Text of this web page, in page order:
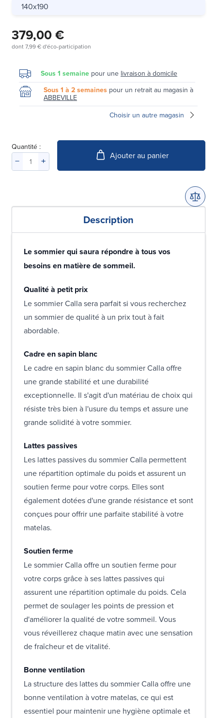
140x190
379,00 €
dont7,99 €d'éco-participation
Sous 1 semaine pour une livraison à domicile
Sous 1 à 2 semaines pour un retrait au magasin à
ABBEVILLE
Choisir un autre magasin
Quantité :
Ajouter au panier
Description
Le sommier qui saura répondre à tous vos
besoins en matière de sommeil.
Qualité à petit prix
Le sommier Calla sera parfait si vous recherchez
un sommier de qualité à un prix tout à fait
abordable.
Cadre en sapin blanc
Le cadre en sapin blanc du sommier Calla offre
une grande stabilité et une durabilité
exceptionnelle. Il s'agit d'un matériau de choix qui
résiste très bien à l'usure du temps et assure une
grande solidité à votre sommier.
Lattes passives
Les lattes passives du sommier Calla permettent
une répartition optimale du poids et assurent un
soutien ferme pour votre corps. Elles sont
également dotées d'une grande résistance et sont
conçues pour offrir une parfaite stabilité à votre
matelas.
Soutien ferme
Le sommier Calla offre un soutien ferme pour
votre corps grâce à ses lattes passives qui
assurent une répartition optimale du poids. Cela
permet de soulager les points de pression et
d'améliorer la qualité de votre sommeil. Vous
vous réveillerez chaque matin avec une sensation
de fraîcheur et de vitalité.
Bonne ventilation
La structure des lattes du sommier Calla offre une
bonne ventilation à votre matelas, ce qui est
essentiel pour maintenir une hygiène optimale et